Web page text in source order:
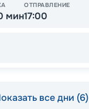
мин
ОТПРАВЛЕНИЕ
17:00
все дни (6)